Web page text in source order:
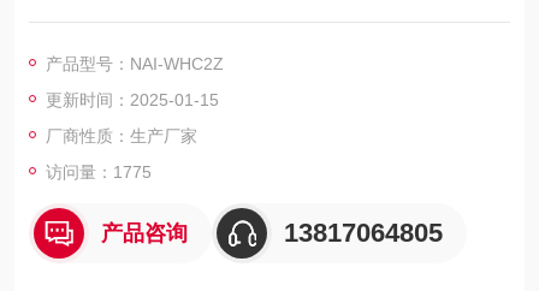
物和生物化学反应及食品上海微波化学合成仪价格
产品型号：NAI-WHC2Z
更新时间：2025-01-15
厂商性质：生产厂家
访问量：1775
产品咨询 13817064805